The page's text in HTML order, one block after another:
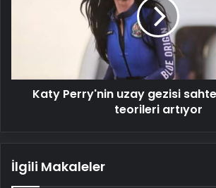
artıyor
Katy Perry'nin uzay gezisi
teorileri artıyor
İlgili Makaleler